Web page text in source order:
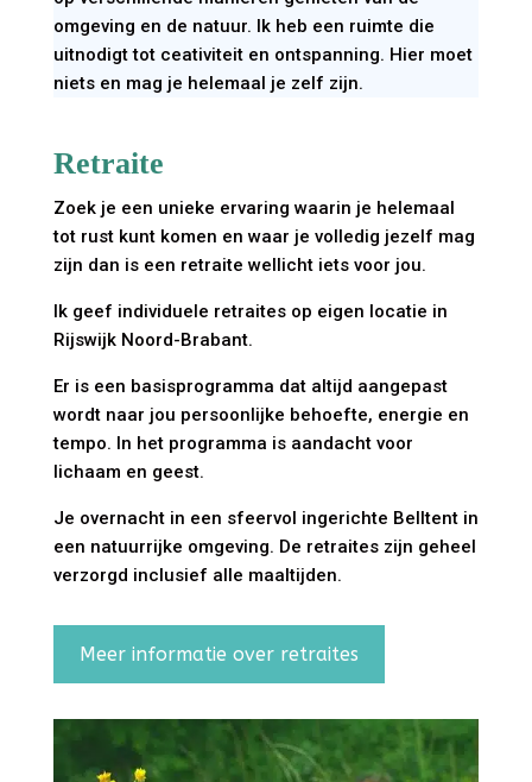
omgeving en de natuur. Ik heb een ruimte die
uitnodigt tot ceativiteit en ontspanning. Hier moet
niets en mag je helemaal je zelf zijn.
Retraite
Zoek je een unieke ervaring waarin je helemaal
tot rust kunt komen en waar je volledig jezelf mag
zijn dan is een retraite wellicht iets voor jou.
Ik geef individuele retraites op eigen locatie in
Rijswijk Noord-Brabant.
Er is een basisprogramma dat altijd aangepast
wordt naar jou persoonlijke behoefte, energie en
tempo. In het programma is aandacht voor
lichaam en geest.
Je overnacht in een sfeervol ingerichte Belltent in
een natuurrijke omgeving. De retraites zijn geheel
verzorgd inclusief alle maaltijden.
Meer informatie over retraites